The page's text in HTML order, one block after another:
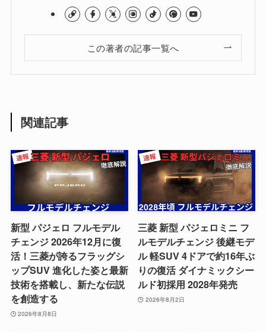
この著者の記事一覧へ
関連記事
新型 パジェロ フルモデル
チェンジ 2026年12月に復
活！三菱が誇るフラッグシ
ップSUV 進化した姿と最新
技術を搭載し、新たな伝説
を創造する
2026年8月8日
三菱 新型 パジェロミニ フ
ルモデルチェンジ 後継モデ
ル 軽SUV 4ドアで約16年ぶ
りの復活 ダイナミックシー
ルド初採用 2028年発売
2026年8月2日